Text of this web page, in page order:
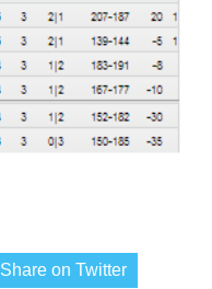
Share on Twitter